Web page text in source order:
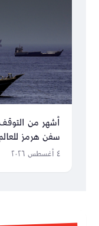
أشهر من
سفن هرمز
٤ أغسطس ٢٠٢٦